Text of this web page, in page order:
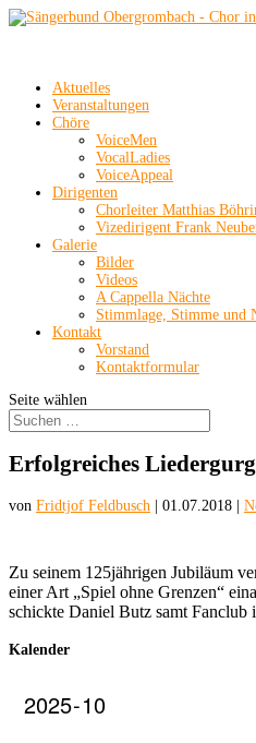
Aktuelles
Veranstaltungen
Chöre
VoiceMen
VocalLadies
VoiceAppeal
Dirigenten
Chorleiter Matthias
Vizedirigent Frank
Galerie
Bilder
Videos
A Cappella Nächte
Stimmlage, Stimme und
Kontakt
Vorstand
Kontaktformular
Seite wählen
Erfolgreiches
von Fridtjof Feldbusch 01.07.2018
Zu seinem 125jährigen Jubiläum
einer Art „Spiel ohne Grenzen“
schickte Daniel Butz samt Fanclub
Kalender